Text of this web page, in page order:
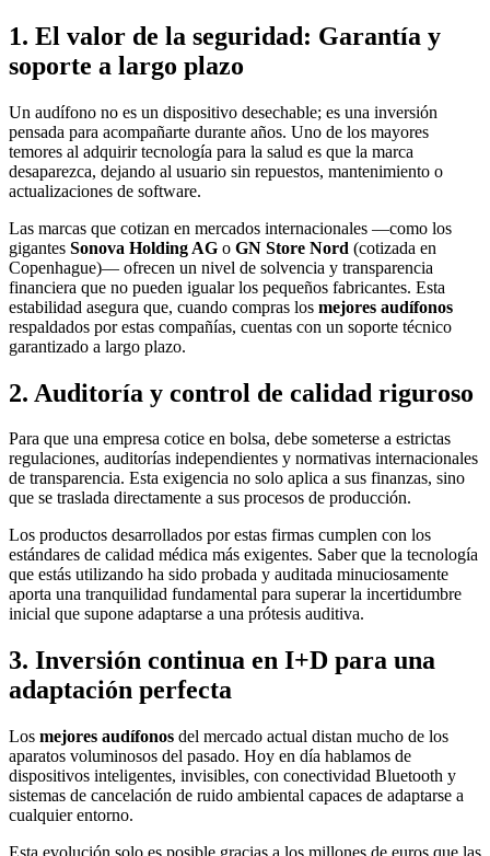
1. El valor de la seguridad: Garantía y
soporte a largo plazo
Un audífono no es un dispositivo desechable; es una inversión
pensada para acompañarte durante años. Uno de los mayores
temores al adquirir tecnología para la salud es que la marca
desaparezca, dejando al usuario sin repuestos, mantenimiento o
actualizaciones de software.
Las marcas que cotizan en mercados internacionales —como los
gigantes Sonova Holding AG o GN Store Nord (cotizada en
Copenhague)— ofrecen un nivel de solvencia y transparencia
financiera que no pueden igualar los pequeños fabricantes. Esta
estabilidad asegura que, cuando compras los mejores audífonos
respaldados por estas compañías, cuentas con un soporte técnico
garantizado a largo plazo.
2. Auditoría y control de calidad riguroso
Para que una empresa cotice en bolsa, debe someterse a estrictas
regulaciones, auditorías independientes y normativas internacionales
de transparencia. Esta exigencia no solo aplica a sus finanzas, sino
que se traslada directamente a sus procesos de producción.
Los productos desarrollados por estas firmas cumplen con los
estándares de calidad médica más exigentes. Saber que la tecnología
que estás utilizando ha sido probada y auditada minuciosamente
aporta una tranquilidad fundamental para superar la incertidumbre
inicial que supone adaptarse a una prótesis auditiva.
3. Inversión continua en I+D para una
adaptación perfecta
Los mejores audífonos del mercado actual distan mucho de los
aparatos voluminosos del pasado. Hoy en día hablamos de
dispositivos inteligentes, invisibles, con conectividad Bluetooth y
sistemas de cancelación de ruido ambiental capaces de adaptarse a
cualquier entorno.